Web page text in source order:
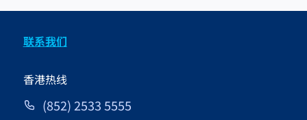
联系我们
香港热线
(852) 2533 5555